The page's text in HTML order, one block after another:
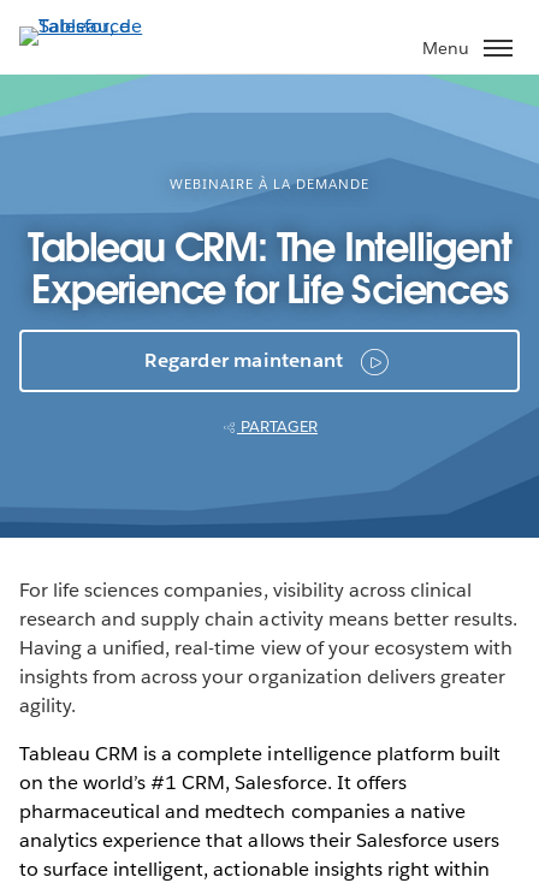
Aller
au
contenu
principal
Menu
WEBINAIRE À LA DEMANDE
Tableau CRM: The Intelligent
Experience for Life Sciences
Regarder maintenant
PARTAGER
For life sciences companies, visibility across clinical
research and supply chain activity means better results.
Having a unified, real-time view of your ecosystem with
insights from across your organization delivers greater
agility.
Tableau CRM is a complete intelligence platform built
on the world’s #1 CRM, Salesforce. It offers
pharmaceutical and medtech companies a native
analytics experience that allows their Salesforce users
to surface intelligent, actionable insights right within